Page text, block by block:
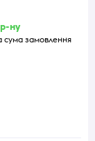
ну
сума замовлення